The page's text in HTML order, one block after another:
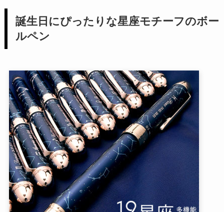
誕生日にぴったりな星座モチーフのボー
ルペン